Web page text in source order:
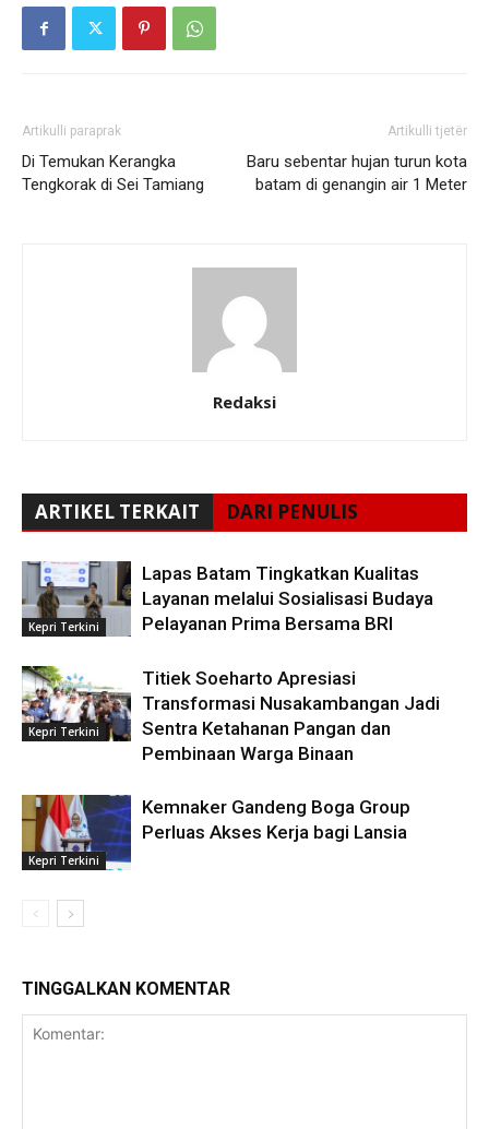
Artikulli paraprak
Di Temukan Kerangka
Tengkorak di Sei Tamiang
Artikulli tjetër
Baru sebentar hujan turun kota
batam di genangin air 1 Meter
Redaksi
ARTIKEL TERKAIT DARI PENULIS
Kepri Terkini
Lapas Batam Tingkatkan Kualitas
Layanan melalui Sosialisasi Budaya
Pelayanan Prima Bersama BRI
Kepri Terkini
Titiek Soeharto Apresiasi
Transformasi Nusakambangan Jadi
Sentra Ketahanan Pangan dan
Pembinaan Warga Binaan
Kepri Terkini
Kemnaker Gandeng Boga Group
Perluas Akses Kerja bagi Lansia
TINGGALKAN KOMENTAR